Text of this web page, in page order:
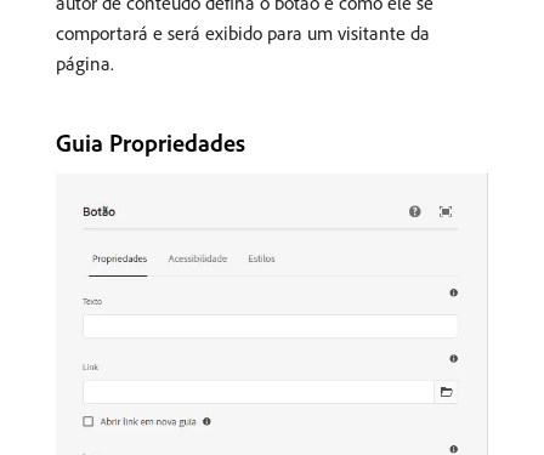
comportará e será exibido para um visitante da
página.
Guia Propriedades